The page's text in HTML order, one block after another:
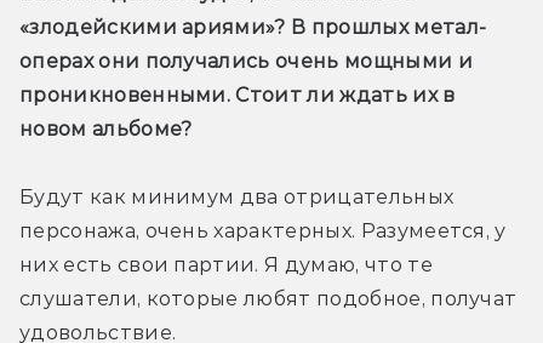
«злодейскими ариями»? В прошлых метал-
операх они получались очень мощными и
проникновенными. Стоит ли ждать их в
новом альбоме?
Будут как минимум два отрицательных
персонажа, очень характерных. Разумеется, у
них есть свои партии. Я думаю, что те
слушатели, которые любят подобное, получат
удовольствие.